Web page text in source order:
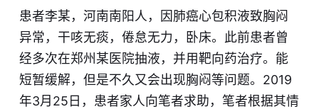
患者李某，河南南阳人，因肺癌心包积液致胸闷
异常，干咳无痰，倦怠无力，卧床。此前患者曾
经多次在郑州某医院抽液，并用靶向药治疗。能
短暂缓解，但是不久又会出现胸闷等问题。2019
年3月25日，患者家人向笔者求助，笔者根据其情